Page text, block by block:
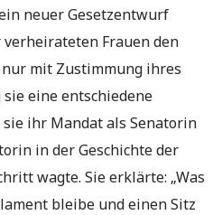
neuer Gesetzentwurf
Frauen den
mit Zustimmung ihres
eine entschiedene
sie ihr Mandat als Senatorin
in der Geschichte der
wagte. Sie erklärte: „Was
bleibe und einen Sitz